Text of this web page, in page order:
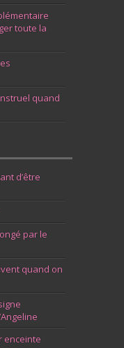
toute la
quand
d’être
par le
quand on
enceinte